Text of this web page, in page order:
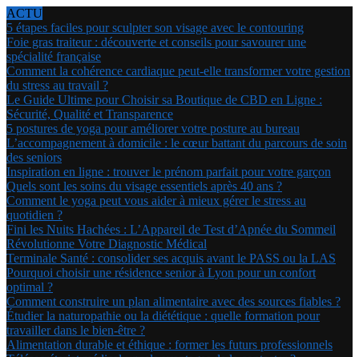
ACTU
5 étapes faciles pour sculpter son visage avec le contouring
Foie gras traiteur : découverte et conseils pour savourer une
spécialité française
Comment la cohérence cardiaque peut-elle transformer votre gestion
du stress au travail ?
Le Guide Ultime pour Choisir sa Boutique de CBD en Ligne :
Sécurité, Qualité et Transparence
5 postures de yoga pour améliorer votre posture au bureau
L’accompagnement à domicile : le cœur battant du parcours de soin
des seniors
Inspiration en ligne : trouver le prénom parfait pour votre garçon
Quels sont les soins du visage essentiels après 40 ans ?
Comment le yoga peut vous aider à mieux gérer le stress au
quotidien ?
Fini les Nuits Hachées : L’Appareil de Test d’Apnée du Sommeil
Révolutionne Votre Diagnostic Médical
Terminale Santé : consolider ses acquis avant le PASS ou la LAS
Pourquoi choisir une résidence senior à Lyon pour un confort
optimal ?
Comment construire un plan alimentaire avec des sources fiables ?
Étudier la naturopathie ou la diététique : quelle formation pour
travailler dans le bien-être ?
Alimentation durable et éthique : former les futurs professionnels